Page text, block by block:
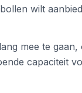
wilt
mee te gaan,
capaciteit